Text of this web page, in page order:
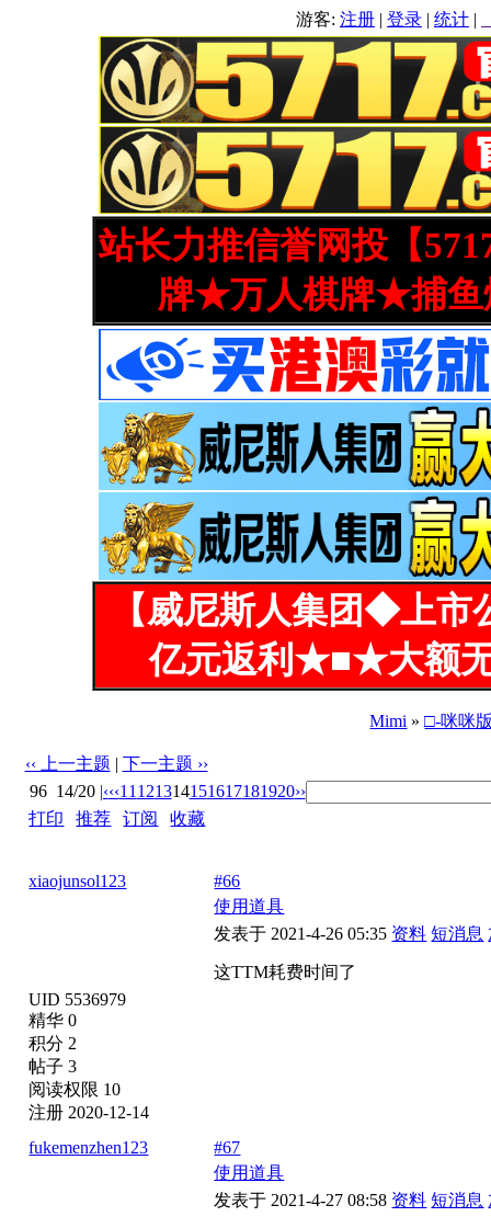
游客: 注册 | 登录 | 统计 |
站长力推信誉网投【
牌★万人棋牌★捕鱼
【威尼斯人集团◆上
亿元返利★■★大额
Mimi »□-咪咪
‹‹ 上一主题 | 下一主题 ››
96 14/20 |‹‹‹11 121314151617181920››
打印 |推荐 |订阅 |收藏
xiaojunsol123
UID 5536979
精华 0
积分 2
帖子 3
阅读权限 10
注册 2020-12-14
#66
使用道具
发表于 2021-4-26 05:35 资料 短消息
这TTM耗费时间了
fukemenzhen123
#67
使用道具
发表于 2021-4-27 08:58 资料 短消息